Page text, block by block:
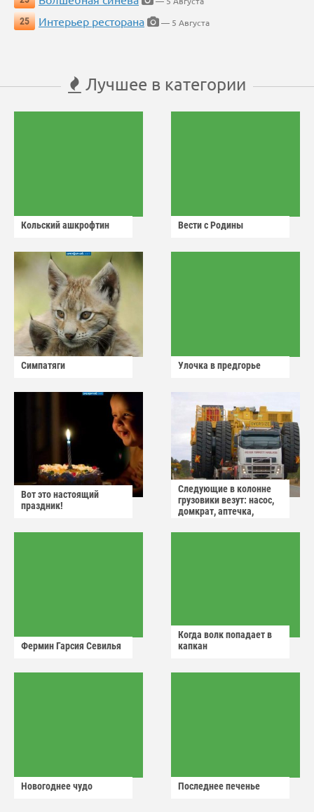
25
Интерьер ресторана — 5 Августа
Лучшее в категории
Кольский ашкрофтин Вести с Родины
Симпатяги Улочка в предгорье
Вот это настоящий
праздник!
Следующие в колонне
грузовики везут: насос,
домкрат, аптечка,
Фермин Гарсия Севилья
Когда волк попадает в
капкан
Новогоднее чудо Последнее печенье